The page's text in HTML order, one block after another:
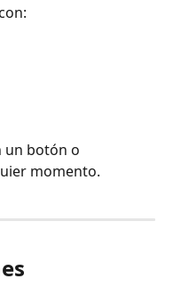
un botón o
momento.